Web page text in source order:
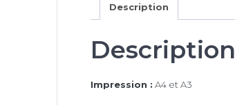
Description
Description
Impression : A4 et A3